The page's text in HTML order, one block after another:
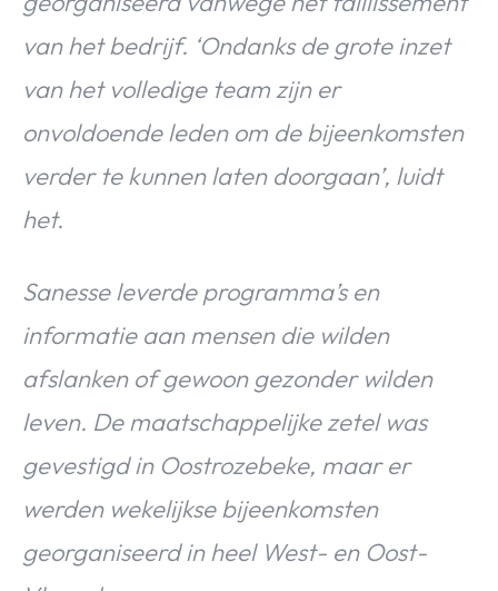
van het bedrijf. ‘Ondanks de grote inzet
van het volledige team zijn er
onvoldoende leden om de bijeenkomsten
verder te kunnen laten doorgaan’, luidt
het.
Sanesse leverde programma’s en
informatie aan mensen die wilden
afslanken of gewoon gezonder wilden
leven. De maatschappelijke zetel was
gevestigd in Oostrozebeke, maar er
werden wekelijkse bijeenkomsten
georganiseerd in heel West- en Oost-